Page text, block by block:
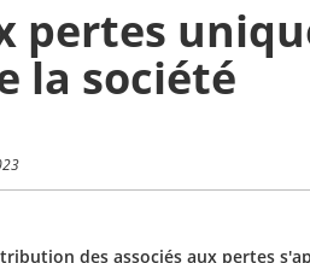
pertes
la société
des associés aux pertes